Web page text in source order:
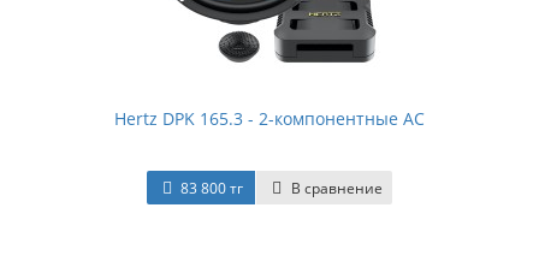
Hertz DPK 165.3 - 2-компонентные АС
83 800 тг В сравнение